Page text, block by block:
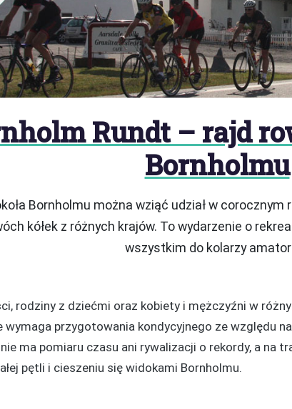
Rundt – rajd
Bornholmu
Bornholmu można wziąć udział w
kółek z różnych krajów. To wydarzenie o
wszystkim do kolarzy
rodziny z dziećmi oraz kobiety i mężczyźni w
wymaga przygotowania kondycyjnego ze względu
ma pomiaru czasu ani rywalizacji o rekordy, a na
pętli i cieszeniu się widokami Bornholmu.